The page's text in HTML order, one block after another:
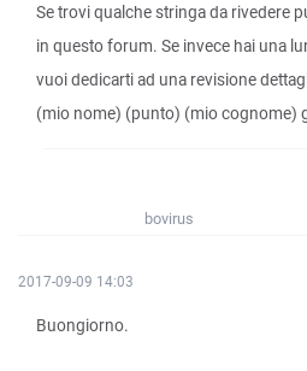
Se trovi qualche stringa da rivedere
in questo forum. Se invece hai una
vuoi dedicarti ad una revisione
(mio nome) (punto) (mio cognome)
bovirus
2017-09-09 14:03
Buongiorno.